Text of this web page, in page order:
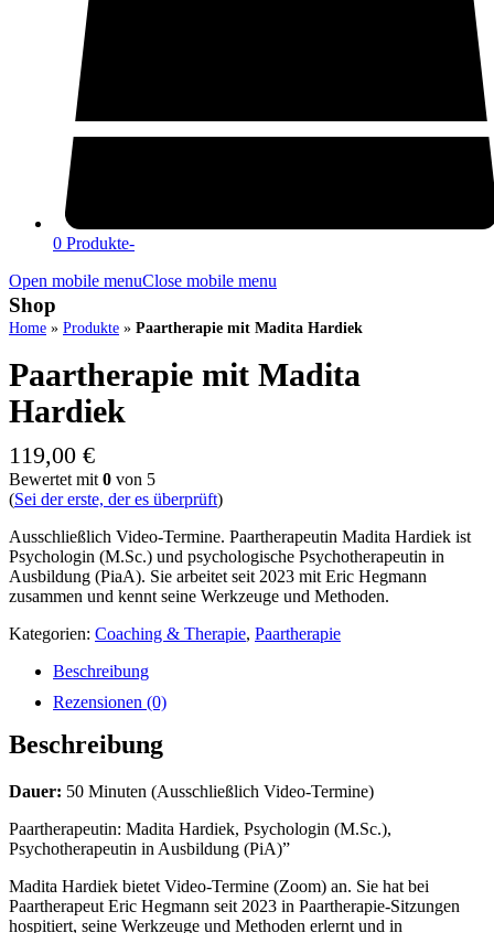
0 Produkte-
Open mobile menuClose mobile menu
Shop
Home » Produkte » Paartherapie mit Madita Hardiek
Paartherapie mit Madita
Hardiek
119,00 €
Bewertet mit 0 von 5
(Sei der erste, der es überprüft)
Ausschließlich Video-Termine. Paartherapeutin Madita Hardiek ist
Psychologin (M.Sc.) und psychologische Psychotherapeutin in
Ausbildung (PiaA). Sie arbeitet seit 2023 mit Eric Hegmann
zusammen und kennt seine Werkzeuge und Methoden.
Kategorien: Coaching & Therapie, Paartherapie
Beschreibung
Rezensionen (0)
Beschreibung
Dauer: 50 Minuten (Ausschließlich Video-Termine)
Paartherapeutin: Madita Hardiek, Psychologin (M.Sc.),
Psychotherapeutin in Ausbildung (PiA)”
Madita Hardiek bietet Video-Termine (Zoom) an. Sie hat bei
Paartherapeut Eric Hegmann seit 2023 in Paartherapie-Sitzungen
hospitiert, seine Werkzeuge und Methoden erlernt und in